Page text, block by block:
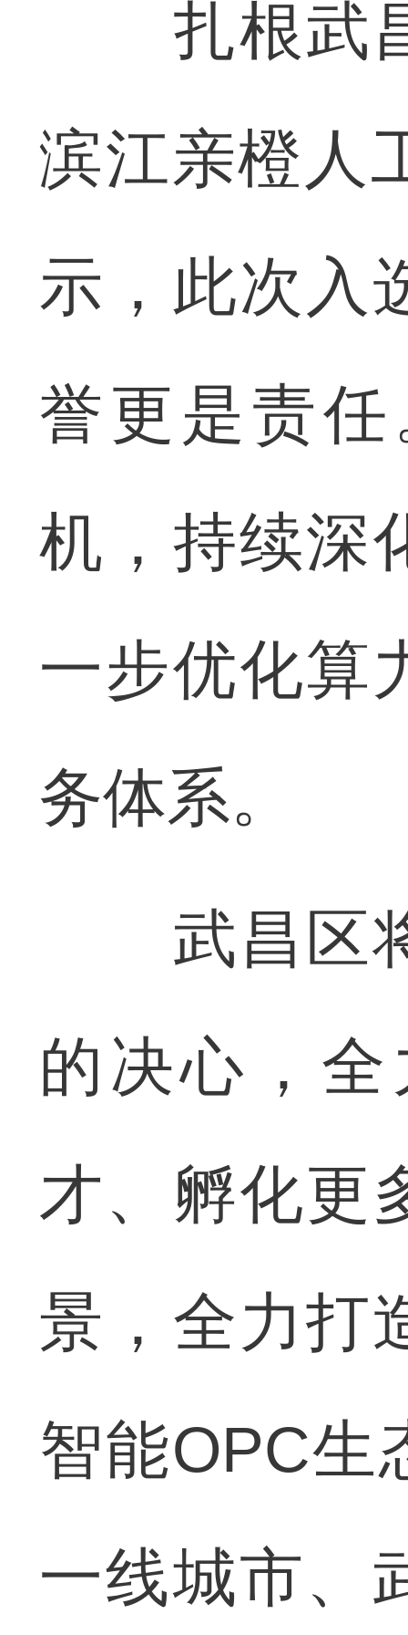
扎根武昌
滨江亲橙人
示，此次入
誉更是责
机，持续深
一步优化算
务体系。
武昌区将
的决心，
才、孵化更
景，全力打
智能OPC生
一线城市、